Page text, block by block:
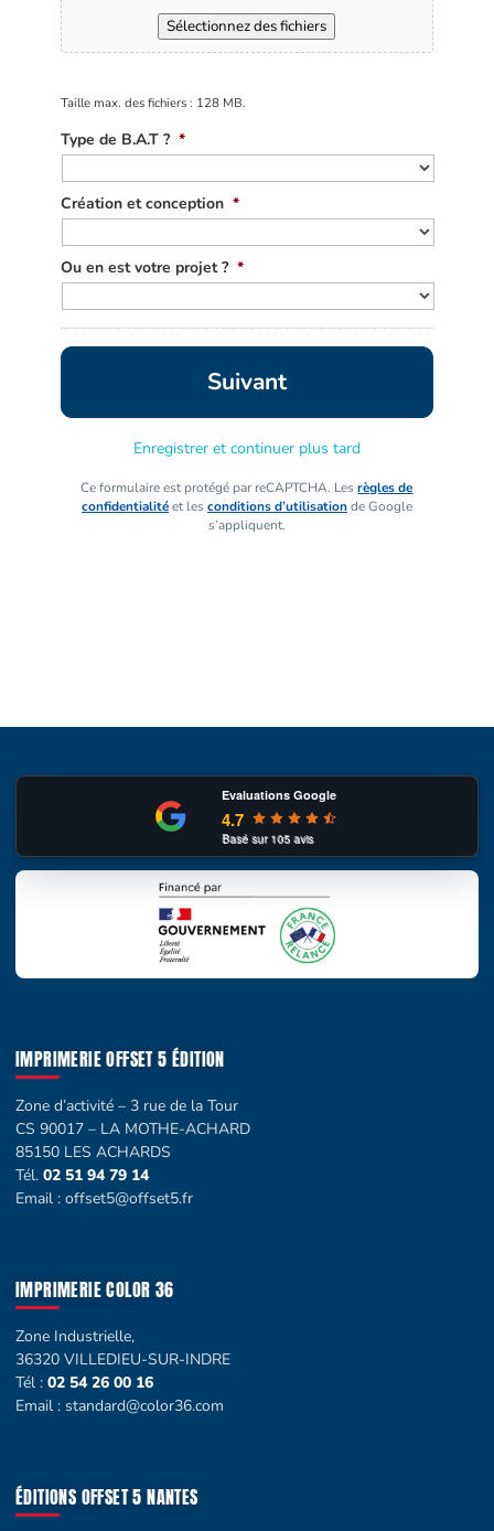
Sélectionnez des fichiers
Taille max. des fichiers : 128 MB.
Type de B.A.T ? *
Création et conception *
Ou en est votre projet ? *
Enregistrer et continuer plus tard
Ce formulaire est protégé par reCAPTCHA. Lesrègles de
confidentialitéet les conditions d’utilisationde Google
s’appliquent.
Evaluations Google
4.7
Basé sur105avis
IMPRIMERIE OFFSET 5 ÉDITION
Zone d’activité – 3 rue de la Tour
CS 90017 – LA MOTHE-ACHARD
85150 LES ACHARDS
Tél. 02 51 94 79 14
Email : offset5@offset5.fr
IMPRIMERIE COLOR 36
Zone Industrielle,
36320 VILLEDIEU-SUR-INDRE
Tél : 02 54 26 00 16
Email : standard@color36.com
ÉDITIONS OFFSET 5 NANTES